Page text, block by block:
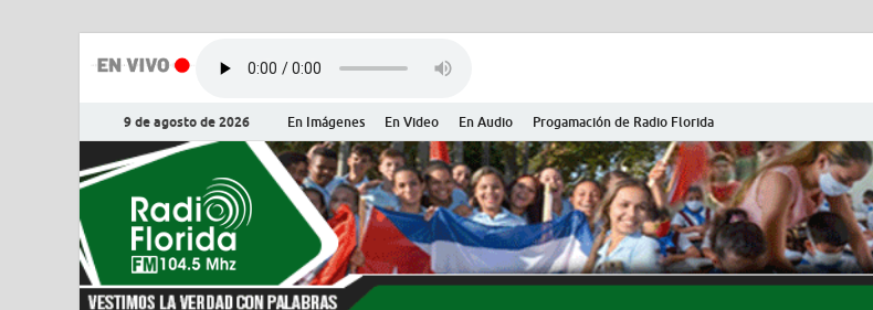
9 de agosto de 2026 En Imágenes En Video En Audio Progamación de Radio Florida
Radio Florida de Cuba
Noticias y Actualidades de Florida, Camagüey, Cuba